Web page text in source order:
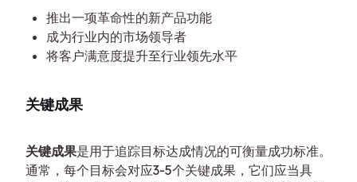
推出一项革命性的新产品功能
成为行业内的市场领导者
将客户满意度提升至行业领先水平
关键成果
关键成果是用于追踪目标达成情况的可衡量成功标准。
通常，每个目标会对应3-5个关键成果，它们应当具